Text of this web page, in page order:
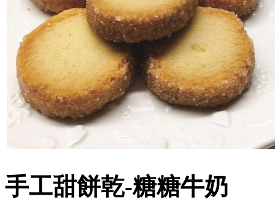
手工甜餅乾-糖糖牛奶